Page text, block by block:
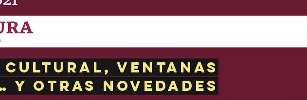
cultural, Ventanas
y otras novedades